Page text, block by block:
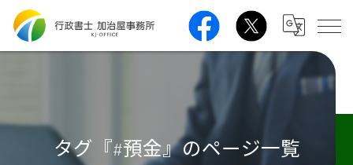
タグ『#預金』のページ一覧